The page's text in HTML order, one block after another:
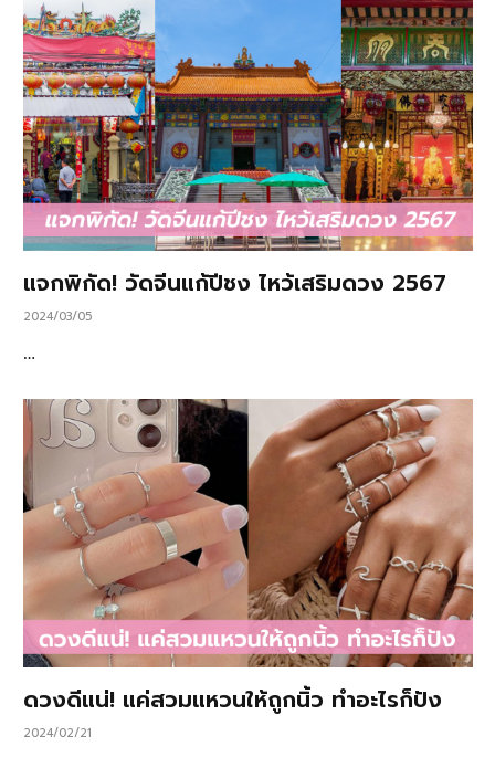
แจกพิกัด! วัดจีนแก้ปีชง ไหว้เสริมดวง 2567
2024/03/05
…
ดวงดีแน่! แค่สวมแหวนให้ถูกนิ้ว ทำอะไรก็ปัง
2024/02/21